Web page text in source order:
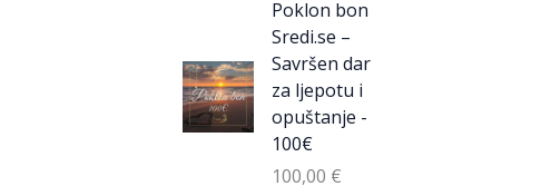
Poklon bon
Sredi.se –
Savršen dar
za ljepotu i
opuštanje -
100€
100,00 €